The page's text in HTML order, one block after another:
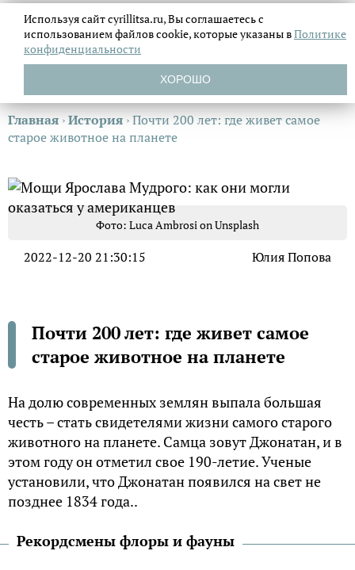
Главная ›История ›Почти 200 лет: где живет самое
старое животное на планете
Фото: Luca Ambrosi on Unsplash
2022-12-20 21:30:15 Юлия Попова
Почти 200 лет: где живет самое
старое животное на планете
На долю современных землян выпала большая
честь – стать свидетелями жизни самого старого
животного на планете. Самца зовут Джонатан, и в
этом году он отметил свое 190-летие. Ученые
установили, что Джонатан появился на свет не
позднее 1834 года..
Рекордсмены флоры и фауны
Используя сайт cyrillitsa.ru, Вы соглашаетесь с
использованием файловcookie, которые указаны вПолитике
конфиденциальности
ХОРОШО